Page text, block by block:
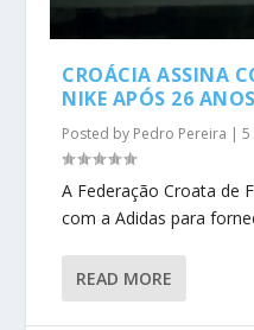
CROÁCIA ASSINA
NIKE APÓS 26 ANOS
Posted by Pedro Pereira |5
A Federação Croata de
com a Adidas para
READ MORE